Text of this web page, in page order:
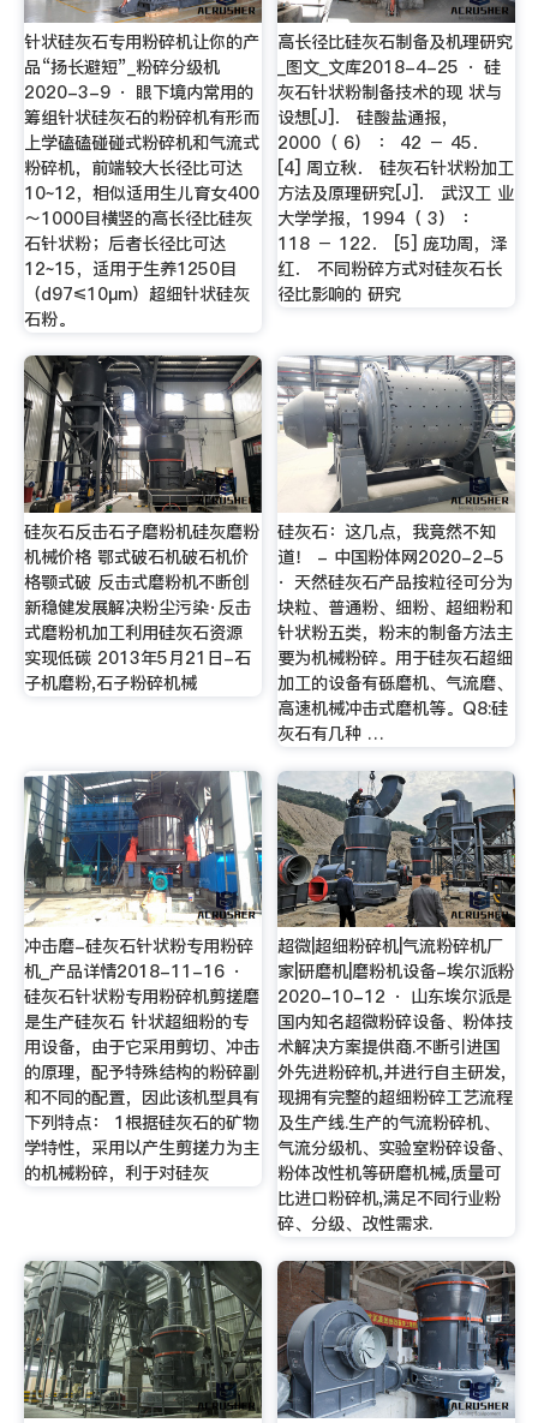
针状硅灰石专用粉碎机让你的产
品“扬长避短”_粉碎分级机
2020-3-9 · 眼下境内常用的
筹组针状硅灰石的粉碎机有形而
上学磕磕碰碰式粉碎机和气流式
粉碎机，前端较大长径比可达
10~12，相似适用生儿育女400
～1000目横竖的高长径比硅灰
石针状粉；后者长径比可达
12~15，适用于生养1250目
（d97≤10μm）超细针状硅灰
石粉。
高长径比硅灰石制备及机理研究
_图文_文库2018-4-25 · 硅
灰石针状粉制备技术的现 状与
设想[J]． 硅酸盐通报，
2000（ 6） ： 42 － 45．
[4] 周立秋． 硅灰石针状粉加工
方法及原理研究[J]． 武汉工 业
大学学报，1994（ 3） ：
118 － 122． [5] 庞功周，泽
红． 不同粉碎方式对硅灰石长
径比影响的 研究
硅灰石反击石子磨粉机硅灰磨粉
机械价格 鄂式破石机破石机价
格颚式破 反击式磨粉机不断创
新稳健发展解决粉尘污染·反击
式磨粉机加工利用硅灰石资源
实现低碳 2013年5月21日-石
子机磨粉,石子粉碎机械
硅灰石：这几点，我竟然不知
道！ - 中国粉体网2020-2-5
· 天然硅灰石产品按粒径可分为
块粒、普通粉、细粉、超细粉和
针状粉五类，粉末的制备方法主
要为机械粉碎。用于硅灰石超细
加工的设备有砾磨机、气流磨、
高速机械冲击式磨机等。Q8:硅
灰石有几种 …
冲击磨-硅灰石针状粉专用粉碎
机_产品详情2018-11-16 ·
硅灰石针状粉专用粉碎机剪搓磨
是生产硅灰石 针状超细粉的专
用设备，由于它采用剪切、冲击
的原理，配予特殊结构的粉碎副
和不同的配置，因此该机型具有
下列特点： 1根据硅灰石的矿物
学特性，采用以产生剪搓力为主
的机械粉碎，利于对硅灰
超微|超细粉碎机|气流粉碎机厂
家|研磨机|磨粉机设备-埃尔派粉
2020-10-12 · 山东埃尔派是
国内知名超微粉碎设备、粉体技
术解决方案提供商.不断引进国
外先进粉碎机,并进行自主研发,
现拥有完整的超细粉碎工艺流程
及生产线.生产的气流粉碎机、
气流分级机、实验室粉碎设备、
粉体改性机等研磨机械,质量可
比进口粉碎机,满足不同行业粉
碎、分级、改性需求.